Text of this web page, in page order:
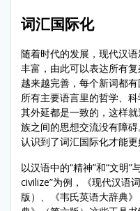
词汇国际化
随着时代的发展，现代汉
丰富，由此可以表达所有
越来越完善，每个新词都
所有主要语言里的哲学、
其外延都是一致的，这样
族之间的思想交流没有障
认识到了词汇国际化才能更
以汉语中的“精神”和“文明”
civilize”为例，《现代汉语
版）、《韦氏英语大辞典